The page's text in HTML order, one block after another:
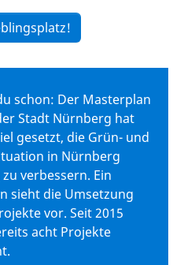
schon: Der Masterplan
Stadt Nürnberg hat
gesetzt, die Grün- und
in Nürnberg
verbessern. Ein
sieht die Umsetzung
vor. Seit 2015
acht Projekte